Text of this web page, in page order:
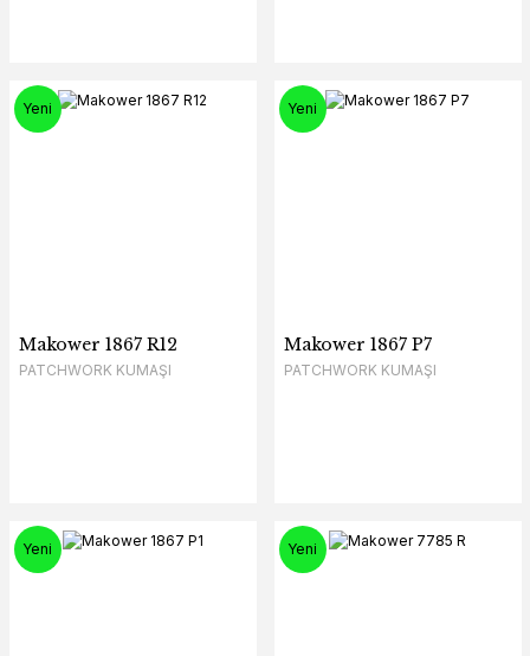
Yeni
Makower 1867 R12
PATCHWORK KUMAŞI
Yeni
Makower 1867 P7
PATCHWORK KUMAŞI
Yeni Yeni